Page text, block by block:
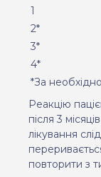
1
2*
3*
4*
*За
Реакцію
після 3
лікування
повторити з